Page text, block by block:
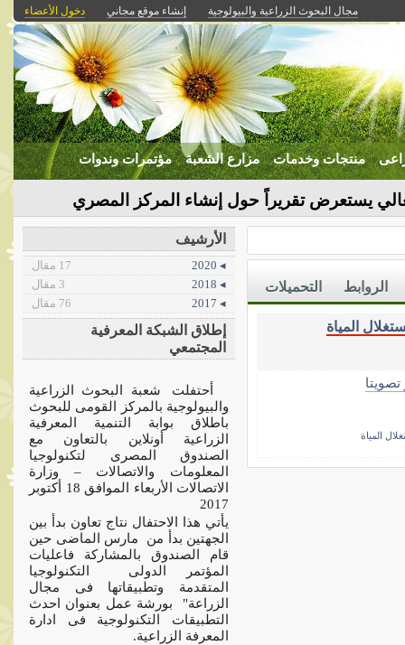
مجال البحوث الزراعية والبيولوجية إنشاء موقع مجاني دخول الأعضاء
منتجات وخدمات مزارع الشعبة مؤتمرات وندوات
يستعرض تقريراً حول إنشاء المركز المصري
التحميلات الروابط
المياة
المياة
الأرشيف
◂ 2020
17 مقال
◂ 2018
◂ 2017
76 مقال
إطلاق الشبكة المعرفية
المجتمعي
أحتفلت شعبة البحوث الزراعية
والبيولوجية بالمركز القومى للبحوث
باطلاق بوابة التنمية المعرفية
الزراعية أونلاين بالتعاون مع
الصندوق المصرى لتكنولوجيا
المعلومات والاتصالات – وزارة
الاتصالات الأربعاء الموافق 18 أكتوبر
2017
يأتي هذا الاحتفال نتاج تعاون بدأ بين
الجهتين بدأ من مارس الماضى حين
قام الصندوق بالمشاركة فاعليات
المؤتمر الدولى التكنولوجيا
المتقدمة وتطبيقاتها فى مجال
الزراعة" بورشة عمل بعنوان احدث
التطبيقات التكنولوجية فى ادارة
المعرفة الزراعية.